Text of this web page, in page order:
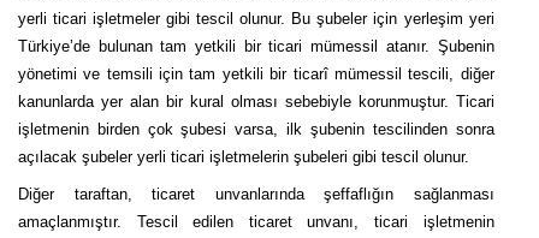
yerli ticari işletmeler gibi tescil olunur. Bu şubeler için yerleşim yeri
Türkiye’de bulunan tam yetkili bir ticari mümessil atanır. Şubenin
yönetimi ve temsili için tam yetkili bir ticarî mümessil tescili, diğer
kanunlarda yer alan bir kural olması sebebiyle korunmuştur. Ticari
işletmenin birden çok şubesi varsa, ilk şubenin tescilinden sonra
açılacak şubeler yerli ticari işletmelerin şubeleri gibi tescil olunur.
Diğer taraftan, ticaret unvanlarında şeffaflığın sağlanması
amaçlanmıştır. Tescil edilen ticaret unvanı, ticari işletmenin